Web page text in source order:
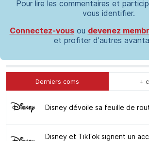
Pour lire les commentaires et
vous identifier.
Connectez-vousou devenez
et profiter d'autres
Derniers coms +
Disney dévoile sa feuille de
Disney et TikTok signent un